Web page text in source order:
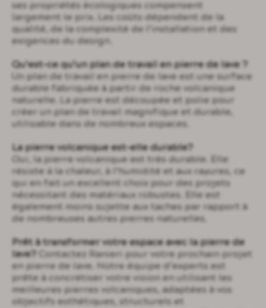
ses propriétés écologiques compensent
largement le prix. Les coûts dépendent de la
qualité, de la complexité de l’installation et des
exigences du design.
Qu’est-ce qu’un plan de travail en pierre de lave ?
Un plan de travail en pierre de lave est une surface
durable fabriquée à partir de roche volcanique
naturelle. La pierre est découpée et polie pour
créer un plan de travail magnifique et durable,
utilisable dans de nombreux espaces.
La pierre volcanique est-elle durable?
Oui, la pierre volcanique est très durable. Elle
résiste à la chaleur, à l’humidité et aux rayures, ce
qui en fait un excellent choix pour des projets
nécessitant des matériaux robustes. Elle est
également moins sujette aux taches par rapport à
de nombreuses autres pierres naturelles.
Prêt à transformer votre espace avec la pierre de
lave?
Contactez Ranieri pour votre prochain projet
en pierre de lave. Notre équipe d’experts est
prête à concrétiser votre vision en utilisant les
meilleures pierres volcaniques, adaptées à vos
objectifs esthétiques, structurels et